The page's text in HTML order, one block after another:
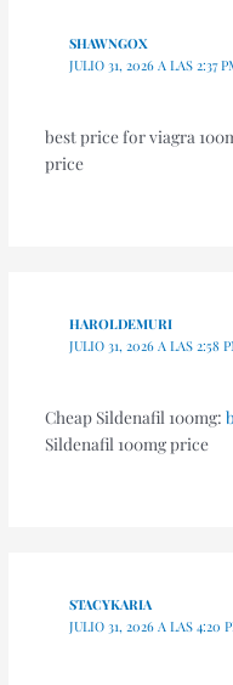
SHAWNGOX
JULIO 31, 2026 A LAS 2:37
best price for viagra
price
HAROLDEMURI
JULIO 31, 2026 A LAS 2:58
Cheap Sildenafil 100mg:
Sildenafil 100mg price
STACYKARIA
JULIO 31, 2026 A LAS 4:20